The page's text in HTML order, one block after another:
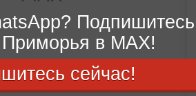
Приморья в MAX!
сейчас!